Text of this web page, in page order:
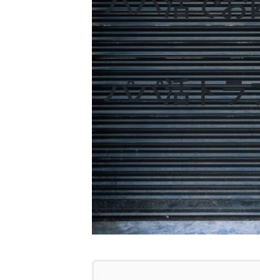
パパ活トラ